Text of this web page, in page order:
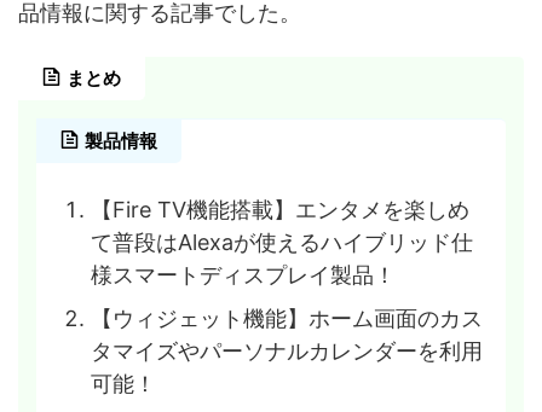
品情報に関する記事でした。
まとめ
製品情報
【Fire TV機能搭載】エンタメを楽しめ
て普段はAlexaが使えるハイブリッド仕
様スマートディスプレイ製品！
【ウィジェット機能】ホーム画面のカス
タマイズやパーソナルカレンダーを利用
可能！